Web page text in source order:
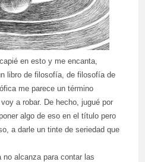
en esto y me encanta,
libro de filosofía, de filosofía de
me parece un término
a robar. De hecho, jugué por
algo de eso en el título pero
a darle un tinte de seriedad que
alcanza para contar las